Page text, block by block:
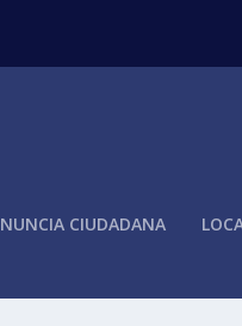
CIUDADANA